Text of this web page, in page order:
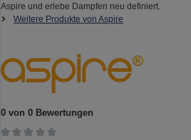
Aspire und erlebe Dampfen neu definiert.
Weitere Produkte von Aspire
0 von 0 Bewertungen